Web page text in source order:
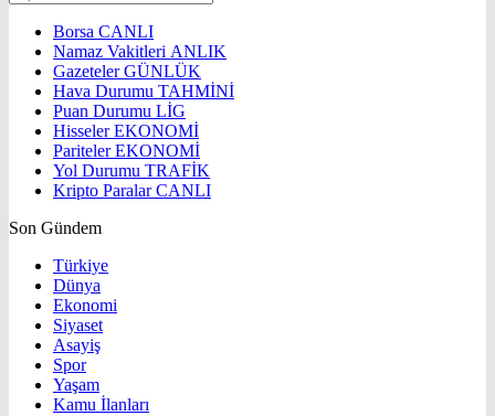
Borsa CANLI
Namaz Vakitleri ANLIK
GazetelerGÜNLÜK
Hava Durumu TAHMİNİ
Puan Durumu LİG
HisselerEKONOMİ
ParitelerEKONOMİ
Yol Durumu TRAFİK
Kripto ParalarCANLI
Son Gündem
Türkiye
Dünya
Ekonomi
Siyaset
Asayiş
Spor
Yaşam
Kamu İlanları